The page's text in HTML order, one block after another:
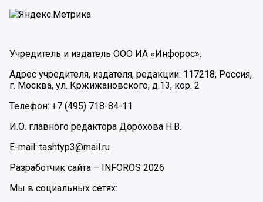
Учредитель и издатель ООО ИА «Инфорос».
Адрес учредителя, издателя, редакции: 117218, Россия,
г. Москва, ул. Кржижановского, д.13, кор. 2
Телефон: +7 (495) 718-84-11
И.О. главного редактора Дорохова Н.В.
E-mail: tashtyp3@mail.ru
Разработчик сайта – INFOROS 2026
Мы в социальных сетях: